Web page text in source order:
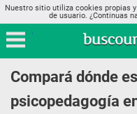
Nuestro sitio utiliza cookies propias
de usuario. ¿Continuas
Compará dónde
psicopedagogía